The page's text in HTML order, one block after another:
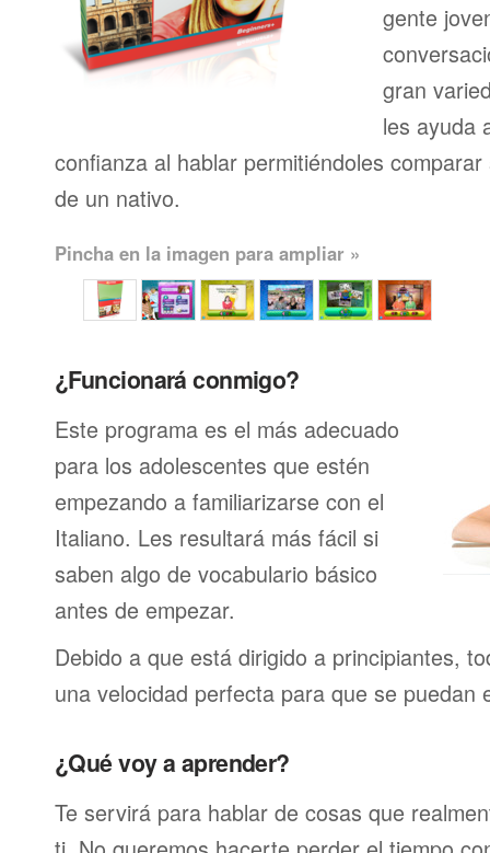
gente
gran
les ayuda
confianza al hablar permitiéndoles
de un nativo.
Pincha en la imagen para ampliar »
¿Funcionará conmigo?
Este programa es el más adecuado
para los adolescentes que estén
empezando a familiarizarse con el
Italiano. Les resultará más fácil si
saben algo de vocabulario básico
antes de empezar.
Debido a que está dirigido a principiantes,
una velocidad perfecta para que se puedan
¿Qué voy a aprender?
Te servirá para hablar de cosas que